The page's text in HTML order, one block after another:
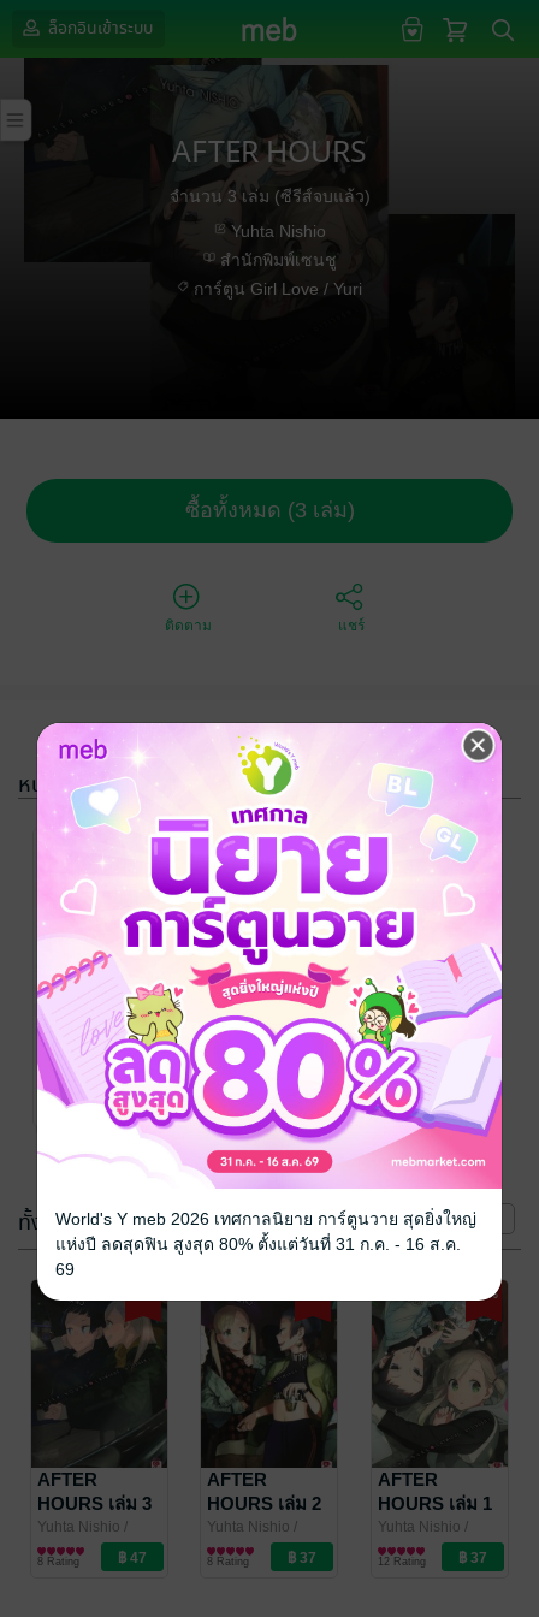
ล็อกอินเข้าระบบ
AFTER HOURS
จำนวน 3 เล่ม (ซีรีส์จบแล้ว)
Yuhta Nishio
สำนักพิมพ์เซนชู
การ์ตูน Girl Love / Yuri
ซื้อทั้งหมด (3 เล่ม)
ติดตาม แชร์
หนังสือรวมชุด
-50%
SET AFTER
HOURS Vol. 1-
3Yuhta Nishio /
สำนักพิมพ์เซนชู
การ์ตูน Girl Love /
5 Rating
ทั้งหมด(3 เล่ม) หน้าที่ 1
AFTER
HOURS เล่ม 3
(จบ)
Yuhta Nishio /
สำนักพิมพ์เซนชู
การ์ตูน Girl Love /
Yuri
8 Rating
AFTER
HOURS เล่ม 2
Yuhta Nishio /
สำนักพิมพ์เซนชู
การ์ตูน Girl Love /
Yuri
8 Rating
-50%
AFTER
HOURS เล่ม 1
Yuhta Nishio /
สำนักพิมพ์เซนชู
การ์ตูน Girl Love /
Yuri
12 Rating
World's Y meb 2026 เทศกาลนิยาย การ์ตูนวาย สุดยิ่งใหญ่
แห่งปี ลดสุดฟิน สูงสุด 80% ตั้งแต่วันที่ 31 ก.ค. - 16 ส.ค.
69